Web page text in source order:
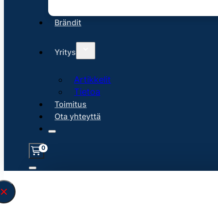
Brändit
Yritys
Artikkelit
Tietoa
Toimitus
Ota yhteyttä
0